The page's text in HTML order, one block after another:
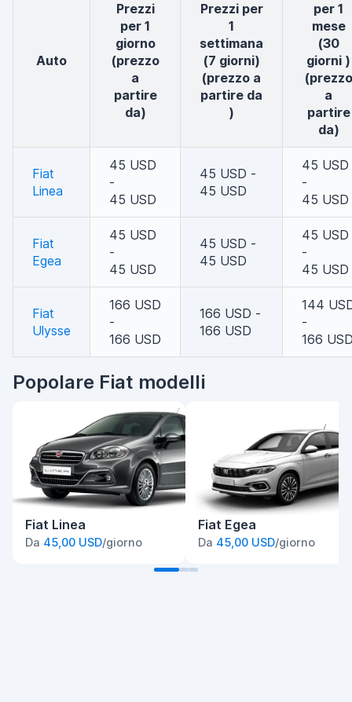
auto
Prezzi
per 1
giorno
(prezzo
a
partire
da)
Prezzi per
1
settimana
(7 giorni)
(prezzo a
partire da
)
per 1
mese
(30
giorni )
(prezzo
a
partire
da)
Fiat
Linea
45 USD
-
45 USD
45 USD -
45 USD
45 USD
-
45 USD
Fiat
Egea
45 USD
-
45 USD
45 USD -
45 USD
45 USD
-
45 USD
Fiat
Ulysse
166 USD
-
166 USD
166 USD -
166 USD
144
-
166
Popolare Fiat modelli
Fiat Linea
Da 45,00 USD/giorno
Fiat Egea
Da 45,00 USD/giorno